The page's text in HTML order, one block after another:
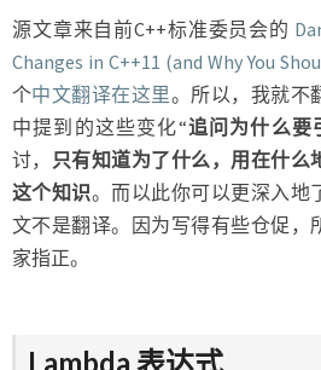
几
大
化
（详
解）
源文章来自前C++标准委员会的
Changes in C++11 (and Why You
个中文翻译在这里。所以，我就不
中提到的这些变化“追问为什么要
讨，
只有知道为了什么，用在什么
这个知识。而以此你可以更深入地
文不是翻译。因为写得有些仓促，
家指正。
Lambda 表达式